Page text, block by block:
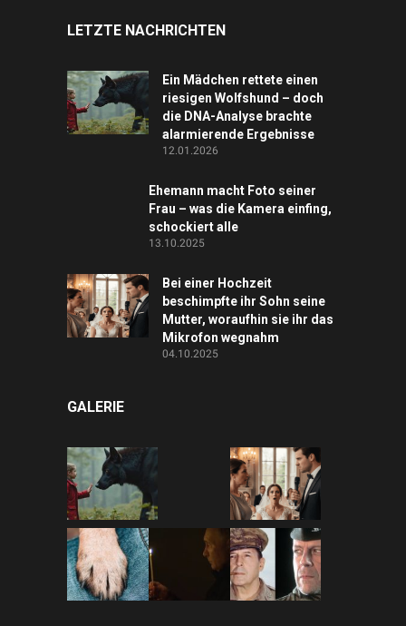
LETZTE NACHRICHTEN
Ein Mädchen rettete einen
riesigen Wolfshund – doch
die DNA-Analyse brachte
alarmierende Ergebnisse
12.01.2026
Ehemann macht Foto seiner
Frau – was die Kamera einfing,
schockiert alle
13.10.2025
Bei einer Hochzeit
beschimpfte ihr Sohn seine
Mutter, woraufhin sie ihr das
Mikrofon wegnahm
04.10.2025
GALERIE